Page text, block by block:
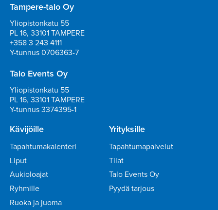
Tampere-talo Oy
Yliopistonkatu 55
PL 16, 33101 TAMPERE
+358 3 243 4111
Y-tunnus 0706363-7
Talo Events Oy
Yliopistonkatu 55
PL 16, 33101 TAMPERE
Y-tunnus 3374395-1
Kävijöille
Tapahtumakalenteri
Liput
Aukioloajat
Ryhmille
Ruoka ja juoma
Yrityksille
Tapahtumapalvelut
Tilat
Talo Events Oy
Pyydä tarjous